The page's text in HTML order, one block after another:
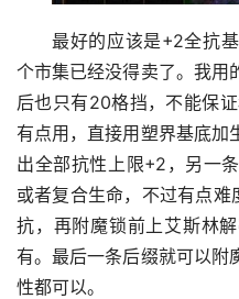
最好的应该是+2全抗
个市集已经没得卖了。我用
后也只有20格挡，不能保
有点用，直接用塑界基底加
出全部抗性上限+2，另一
或者复合生命，不过有点
抗，再附魔锁前上艾斯林
有。最后一条后缀就可以附
性都可以。